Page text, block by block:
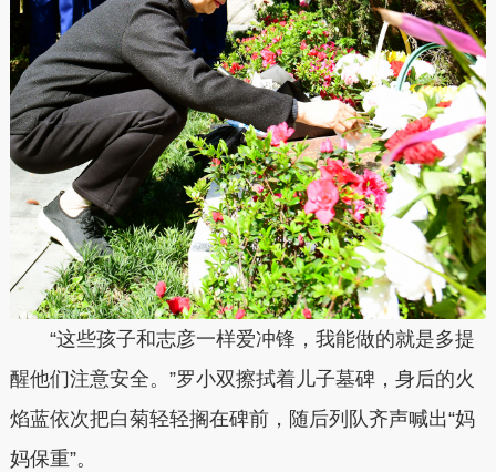
“这些孩子和志彦一样爱冲锋，我能做的就是多提
醒他们注意安全。”罗小双擦拭着儿子墓碑，身后的火
焰蓝依次把白菊轻轻搁在碑前，随后列队齐声喊出“妈
妈保重”。